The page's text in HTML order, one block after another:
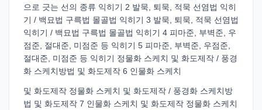
으로 긋는 선의 종류 익히기 2 발묵, 퇴묵, 적묵 선염법 익히
기 / 백묘법 구륵법 몰골법 익히기 3 발묵, 퇴묵, 적묵 선염법
익히기 / 백묘법 구륵법 몰골법 익히기 4 피마준, 부벽준, 우
점준, 절대준, 미점준 등 익히기 5 피마준, 부벽준, 우점준,
절대준, 미점준 등 익히기 정물화 스케치 및 화도제작 / 풍경
화 스케치방법 및 화도제작 6 인물화 스케치
및 화도제작 정물화 스케치 및 화도제작 / 풍경화 스케치방
법 및 화도제작 7 인물화 스케치 및 화도제작 정물화 스케치